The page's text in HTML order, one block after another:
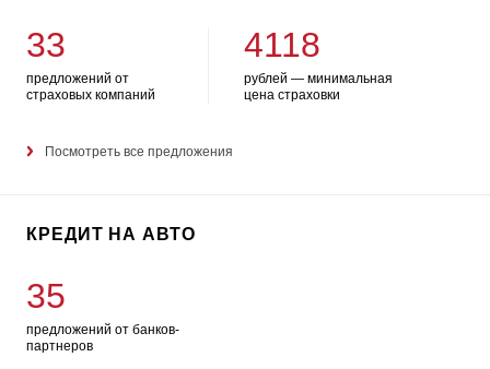
33
предложений от
страховых компаний
4118
рублей — минимальная
цена страховки
Посмотреть все предложения
КРЕДИТ НА АВТО
35
предложений от банков-
партнеров